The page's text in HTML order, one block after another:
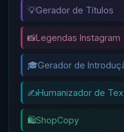
💡Gerador de Títulos
📸Legendas Instagram
🎓Gerador de
✍️Humanizador de
🛍️ShopCopy